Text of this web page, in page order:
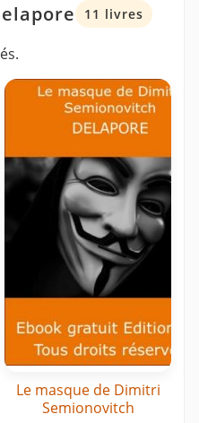
11 livres
Le masque de Dimitri
Semionovitch